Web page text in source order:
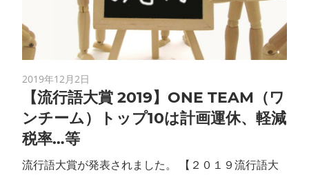
2019年12月2日
【流行語大賞 2019】ONE TEAM（ワ
ンチーム）トップ10は計画運休、軽減
税率…等
流行語大賞が発表されました。 【２０１９流行語大